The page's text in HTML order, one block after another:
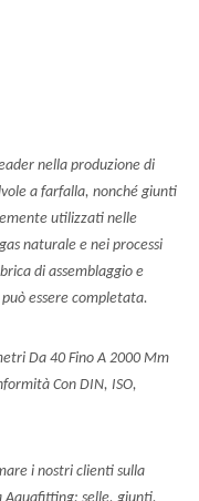
nella produzione di
a farfalla, nonché giunti
utilizzati nelle
naturale e nei processi
di assemblaggio e
essere completata.
Da 40 Fino A 2000 Mm
Con DIN, ISO,
i nostri clienti sulla